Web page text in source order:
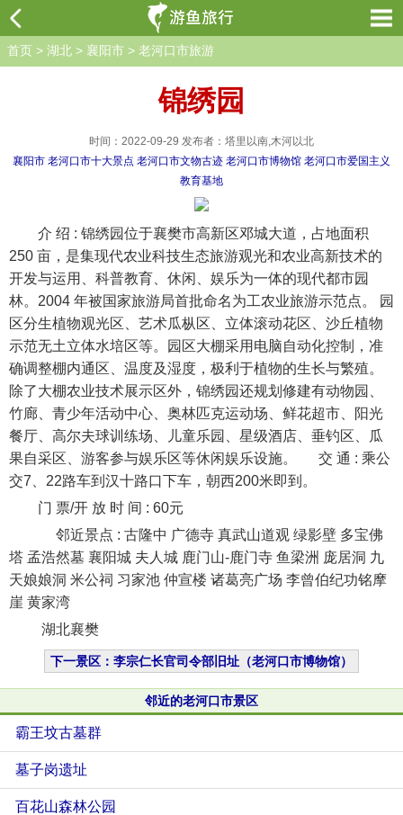
首页 > 湖北 > 襄阳市 > 老河口市旅游
锦绣园
时间：2022-09-29 发布者：塔里以南,木河以北
襄阳市 老河口市十大景点 老河口市文物古迹 老河口市博物馆 老河口市爱国主义
教育基地
介 绍 : 锦绣园位于襄樊市高新区邓城大道，占地面积
250 亩，是集现代农业科技生态旅游观光和农业高新技术的
开发与运用、科普教育、休闲、娱乐为一体的现代都市园
林。2004 年被国家旅游局首批命名为工农业旅游示范点。 园
区分生植物观光区、艺术瓜枞区、立体滚动花区、沙丘植物
示范无土立体水培区等。园区大棚采用电脑自动化控制，准
确调整棚内通区、温度及湿度，极利于植物的生长与繁殖。
除了大棚农业技术展示区外，锦绣园还规划修建有动物园、
竹廊、青少年活动中心、奥林匹克运动场、鲜花超市、阳光
餐厅、高尔夫球训练场、儿童乐园、星级酒店、垂钓区、瓜
果自采区、游客参与娱乐区等休闲娱乐设施。 交 通 : 乘公
交7、22路车到汉十路口下车，朝西200米即到。
门 票/开 放 时 间 : 60元
邻近景点 : 古隆中 广德寺 真武山道观 绿影壁 多宝佛
塔 孟浩然墓 襄阳城 夫人城 鹿门山-鹿门寺 鱼梁洲 庞居洞 九
天娘娘洞 米公祠 习家池 仲宣楼 诸葛亮广场 李曾伯纪功铭摩
崖 黄家湾
湖北襄樊
下一景区：李宗仁长官司令部旧址（老河口市博物馆）
邻近的老河口市景区
霸王坟古墓群
墓子岗遗址
百花山森林公园